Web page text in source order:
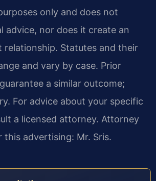
only and does not
advice, nor does it create an
Statutes and their
and vary by case. Prior
a similar outcome;
For advice about your specific
a licensed attorney. Attorney
this advertising: Mr. Sris.